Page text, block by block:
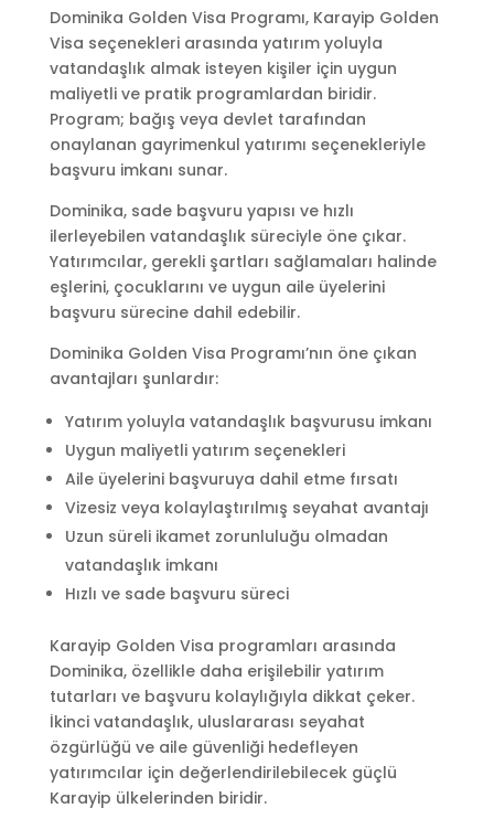
Dominika Golden Visa Programı, Karayip Golden
Visa seçenekleri arasında yatırım yoluyla
vatandaşlık almak isteyen kişiler için uygun
maliyetli ve pratik programlardan biridir.
Program; bağış veya devlet tarafından
onaylanan gayrimenkul yatırımı seçenekleriyle
başvuru imkanı sunar.
Dominika, sade başvuru yapısı ve hızlı
ilerleyebilen vatandaşlık süreciyle öne çıkar.
Yatırımcılar, gerekli şartları sağlamaları halinde
eşlerini, çocuklarını ve uygun aile üyelerini
başvuru sürecine dahil edebilir.
Dominika Golden Visa Programı’nın öne çıkan
avantajları şunlardır:
Yatırım yoluyla vatandaşlık başvurusu imkanı
Uygun maliyetli yatırım seçenekleri
Aile üyelerini başvuruya dahil etme fırsatı
Vizesiz veya kolaylaştırılmış seyahat avantajı
Uzun süreli ikamet zorunluluğu olmadan
vatandaşlık imkanı
Hızlı ve sade başvuru süreci
Karayip Golden Visa programları arasında
Dominika, özellikle daha erişilebilir yatırım
tutarları ve başvuru kolaylığıyla dikkat çeker.
İkinci vatandaşlık, uluslararası seyahat
özgürlüğü ve aile güvenliği hedefleyen
yatırımcılar için değerlendirilebilecek güçlü
Karayip ülkelerinden biridir.